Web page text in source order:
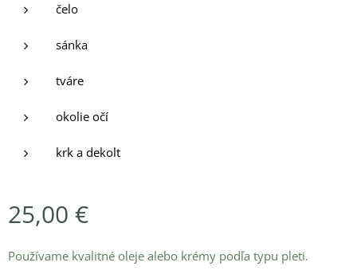
čelo
sánka
tváre
okolie očí
krk a dekolt
25,00 €
Používame kvalitné oleje alebo krémy podľa typu pleti.